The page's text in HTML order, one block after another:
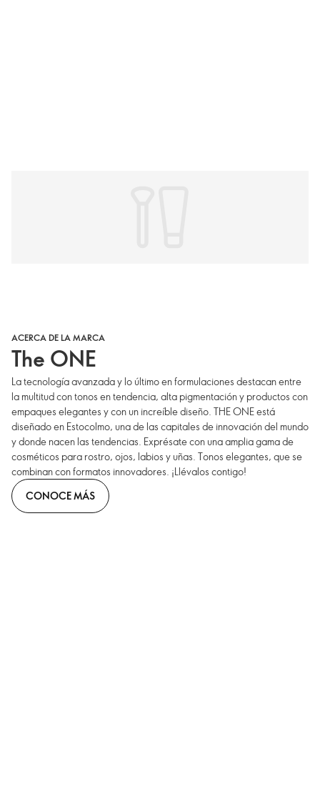
ACERCA DE LA MARCA
The ONE
La tecnología avanzada y lo último en formulaciones destacan entre
la multitud con tonos en tendencia, alta pigmentación y productos con
empaques elegantes y con un increíble diseño. THE ONE está
diseñado en Estocolmo, una de las capitales de innovación del mundo
y donde nacen las tendencias. Exprésate con una amplia gama de
cosméticos para rostro, ojos, labios y uñas. Tonos elegantes, que se
combinan con formatos innovadores. ¡Llévalos contigo!
CONOCE MÁS